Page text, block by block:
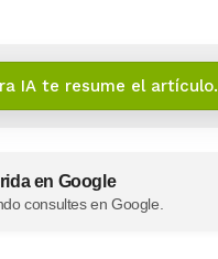
IA te resume el artículo.
en Google
consultes en Google.